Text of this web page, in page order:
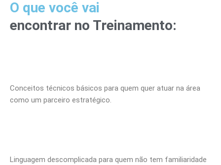
O que você vai
encontrar no Treinamento:
Conceitos técnicos básicos para quem quer atuar na área
como um parceiro estratégico.
Linguagem descomplicada para quem não tem familiaridade